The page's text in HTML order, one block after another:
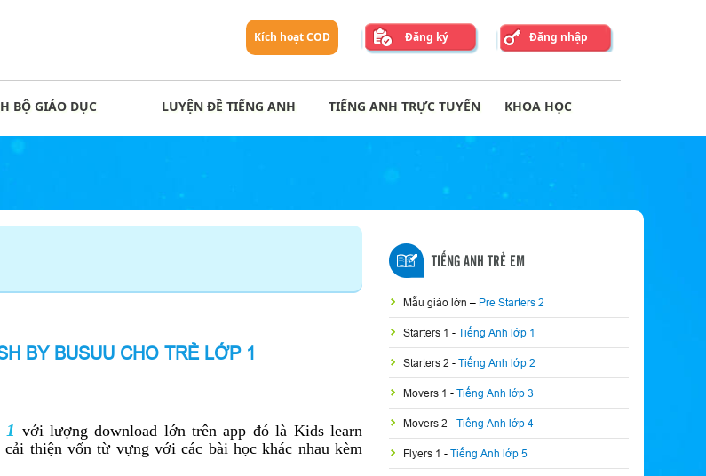
Đăng nhập
Đăng ký
Kích hoạt COD
BỘ GIÁO DỤC LUYỆN ĐỀ TIẾNG ANH TIẾNG ANH TRỰC TUYẾN KHOA HỌC
BY BUSUU CHO TRẺ LỚP 1
1 với lượng download lớn trên app đó là Kids learn
thiện vốn từ vựng với các bài học khác nhau kèm
TIẾNG ANH TRẺ EM
Mẫu giáo lớn – Pre Starters 2
Starters 1 - Tiếng Anh lớp 1
Starters 2 - Tiếng Anh lớp 2
Movers 1 - Tiếng Anh lớp 3
Movers 2 - Tiếng Anh lớp 4
Flyers 1 - Tiếng Anh lớp 5